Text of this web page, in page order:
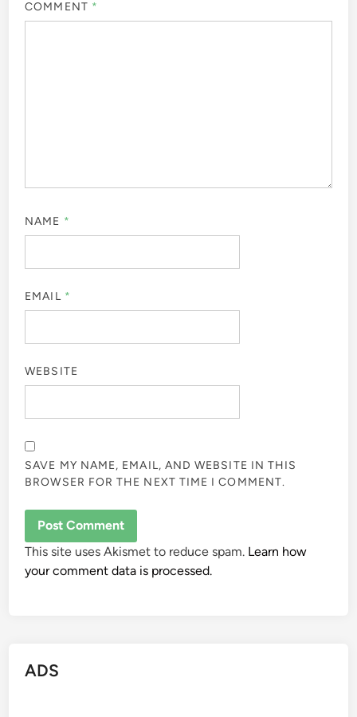
COMMENT *
NAME *
EMAIL *
WEBSITE
SAVE MY NAME, EMAIL, AND WEBSITE IN THIS
BROWSER FOR THE NEXT TIME I COMMENT.
This site uses Akismet to reduce spam. Learn how
your comment data is processed.
ADS